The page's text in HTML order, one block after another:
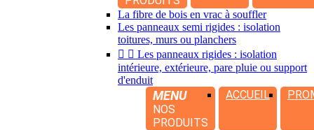
La fibre de bois en vrac à souffler
Les panneaux semi rigides : isolation
toitures, murs ou planchers
  Les panneaux rigides : isolation
intérieure, extérieure, pare pluie ou support
d'enduit
MENU
NOS
PRODUITS
ACCUEIL